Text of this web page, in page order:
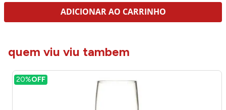
ADICIONAR AO CARRINHO
quem viu viu tambem
20%OFF